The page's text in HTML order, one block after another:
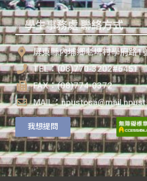
::: 學生事務處 聯絡方式
屏東縣內埔鄉老埤村學府路1
TEL：(08)770-3202#6451
FAX：(08)774-0372
MAIL：
我想提問